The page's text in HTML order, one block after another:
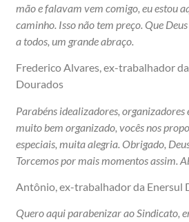
mão e falavam vem comigo, eu estou
caminho. Isso não tem preço. Que
a todos, um grande abraço.
Frederico Alvares, ex-trabalhador
Dourados
Parabéns idealizadores,
muito bem organizado, vocês nos
especiais, muita alegria. Obrigado,
Torcemos por mais momentos assim.
Antônio, ex-trabalhador da Enersul
Quero aqui parabenizar ao Sindicato,